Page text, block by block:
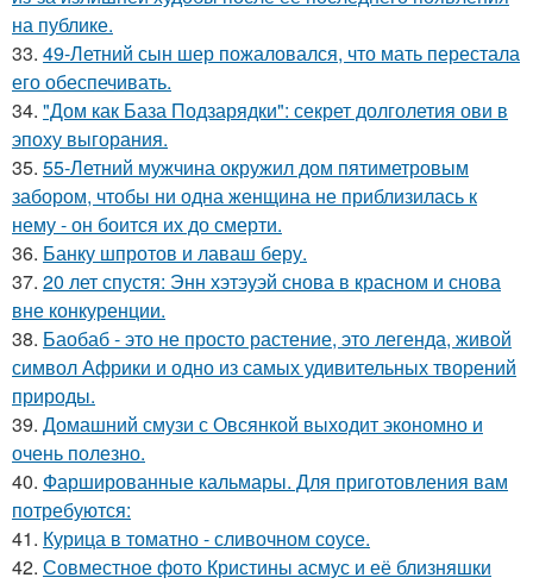
на публике.
33. 49-Летний сын шер пожаловался, что мать перестала
его обеспечивать.
34. "Дом как База Подзарядки": секрет долголетия ови в
эпоху выгорания.
35. 55-Летний мужчина окружил дом пятиметровым
забором, чтобы ни одна женщина не приблизилась к
нему - он боится их до смерти.
36. Банку шпротов и лаваш беру.
37. 20 лет спустя: Энн хэтэуэй снова в красном и снова
вне конкуренции.
38. Баобаб - это не просто растение, это легенда, живой
символ Африки и одно из самых удивительных творений
природы.
39. Домашний смузи с Овсянкой выходит экономно и
очень полезно.
40. Фаршированные кальмары. Для приготовления вам
потребуются:
41. Курица в томатно - сливочном соусе.
42. Совместное фото Кристины асмус и её близняшки